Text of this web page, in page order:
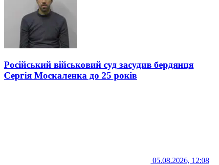
Російський військовий суд засудив бердянця
Сергія Москаленка до 25 років
05.08.2026, 12:08